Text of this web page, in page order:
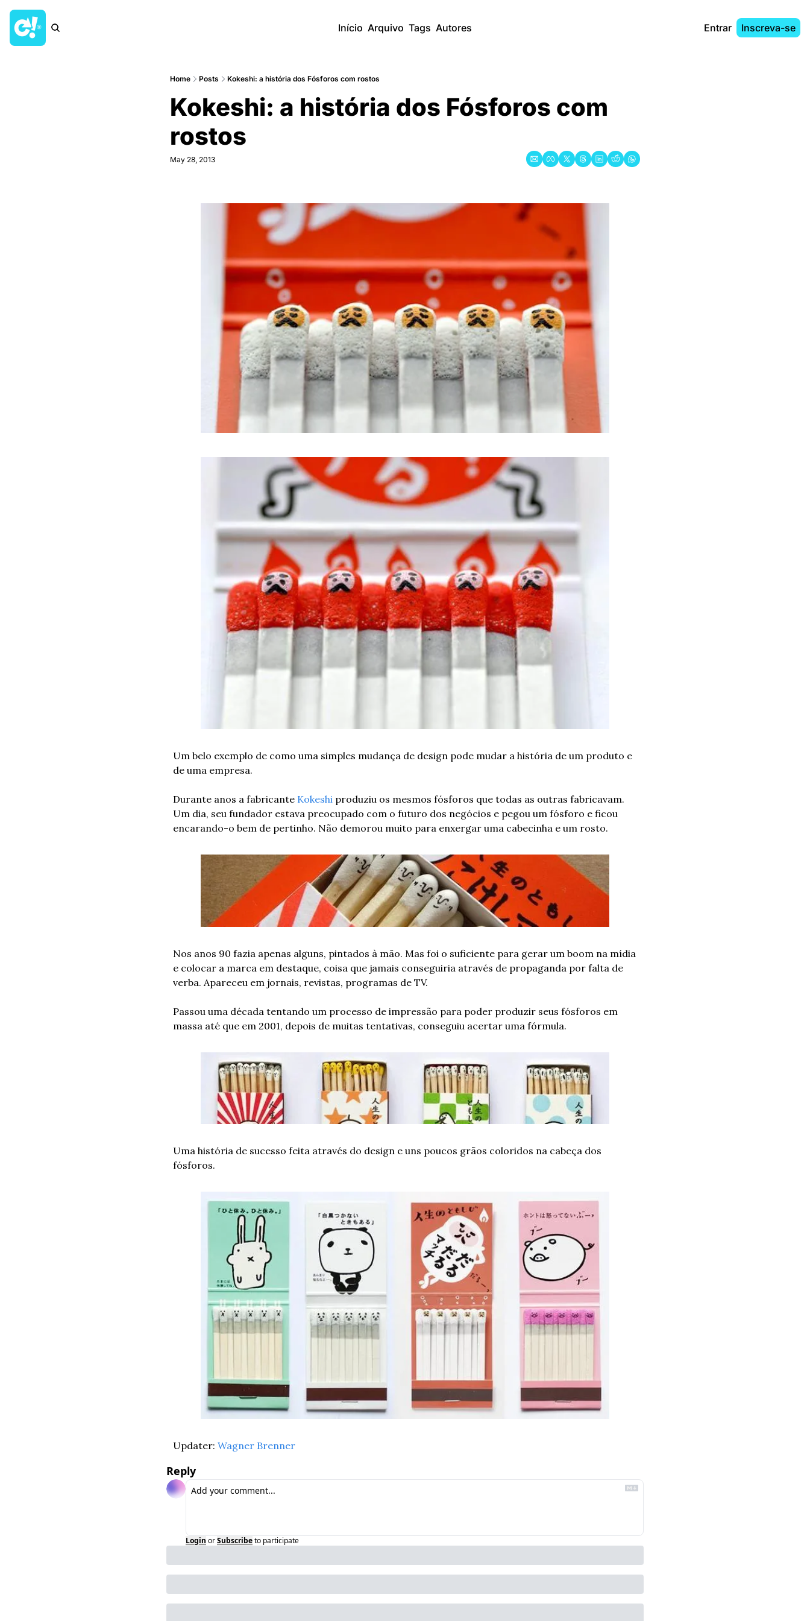
Início Arquivo Tags Autores Entrar Inscreva-se
Home Posts Kokeshi: a história dos Fósforos com rostos
Kokeshi: a história dos Fósforos com
rostos
May 28, 2013
Um belo exemplo de como uma simples mudança de design pode mudar a história de um produto e
de uma empresa.
Durante anos a fabricante Kokeshi produziu os mesmos fósforos que todas as outras fabricavam.
Um dia, seu fundador estava preocupado com o futuro dos negócios e pegou um fósforo e ficou
encarando-o bem de pertinho. Não demorou muito para enxergar uma cabecinha e um rosto.
Nos anos 90 fazia apenas alguns, pintados à mão. Mas foi o suficiente para gerar um boom na mídia
e colocar a marca em destaque, coisa que jamais conseguiria através de propaganda por falta de
verba. Apareceu em jornais, revistas, programas de TV.
Passou uma década tentando um processo de impressão para poder produzir seus fósforos em
massa até que em 2001, depois de muitas tentativas, conseguiu acertar uma fórmula.
Uma história de sucesso feita através do design e uns poucos grãos coloridos na cabeça dos
fósforos.
Updater: Wagner Brenner
Reply
Login orSubscribeto participate